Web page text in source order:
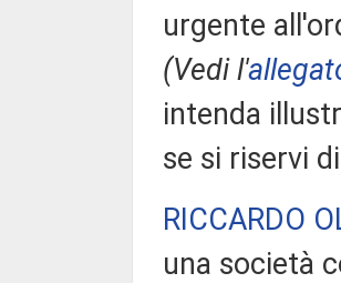
urgente
(Vedi l'
intenda
se si riservi
RICCARDO
una società